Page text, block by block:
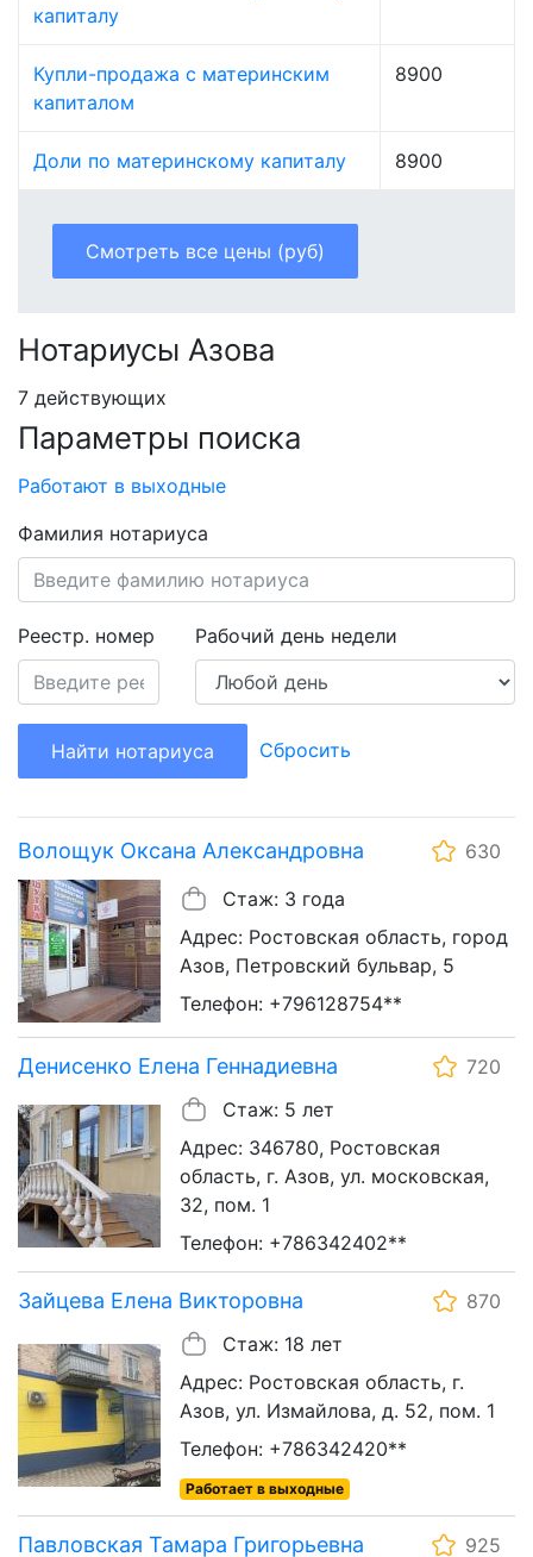
капиталу
Купли-продажа с материнским
капиталом
8900
Доли по материнскому капиталу 8900
Смотреть все цены (руб)
Нотариусы Азова
7 действующих
Параметры поиска
Работают в выходные
Фамилия нотариуса
Реестр. номер Рабочий день недели
Найти нотариуса Сбросить
Волощук Оксана Александровна
630
Стаж: 3 года
Адрес: Ростовская область, город
Азов, Петровский бульвар, 5
Телефон: +796128754**
Денисенко Елена Геннадиевна
720
Стаж: 5 лет
Адрес: 346780, Ростовская
область, г. Азов, ул. московская,
32, пом. 1
Телефон: +786342402**
Зайцева Елена Викторовна
870
Стаж: 18 лет
Адрес: Ростовская область, г.
Азов, ул. Измайлова, д. 52, пом. 1
Телефон: +786342420**
Работает в выходные
Павловская Тамара Григорьевна 925